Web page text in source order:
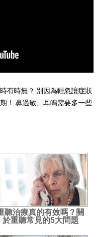
有時無？ 別因為輕忽讓症狀
！ 鼻過敏、耳鳴需要多一些
聽治療真的有效嗎？關
於重聽常見的5大問題